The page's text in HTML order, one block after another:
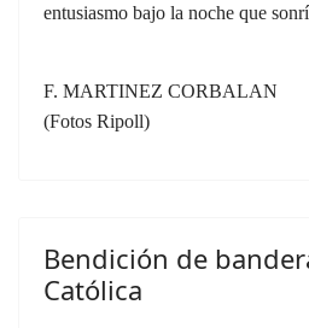
entusiasmo bajo la noche que
F. MARTINEZ CORBALAN
(Fotos Ripoll)
Bendición de
Católica